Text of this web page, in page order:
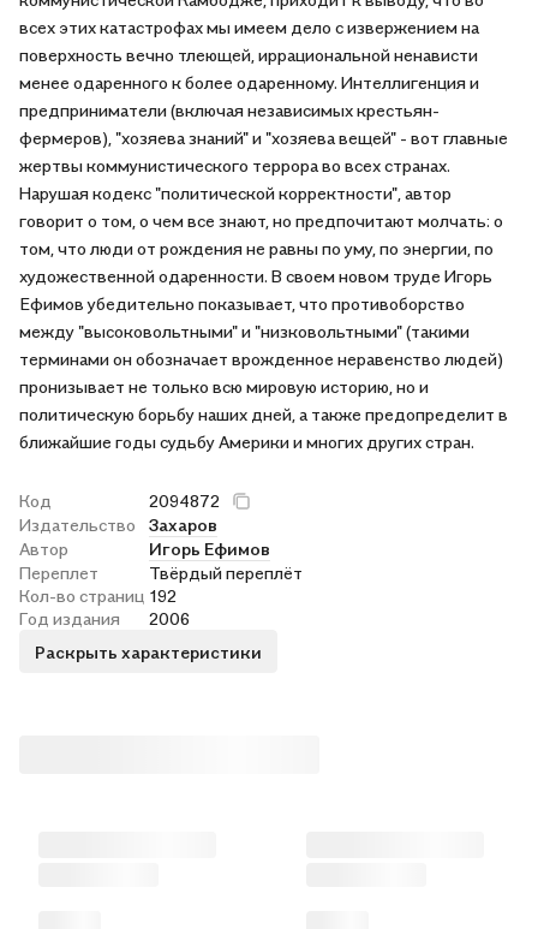
всех этих катастрофах мы имеем дело с извержением на
поверхность вечно тлеющей, иррациональной ненависти
менее одаренного к более одаренному. Интеллигенция и
предприниматели (включая независимых крестьян-
фермеров), "хозяева знаний" и "хозяева вещей" - вот главные
жертвы коммунистического террора во всех странах.
Нарушая кодекс "политической корректности", автор
говорит о том, о чем все знают, но предпочитают молчать: о
том, что люди от рождения не равны по уму, по энергии, по
художественной одаренности. В своем новом труде Игорь
Ефимов убедительно показывает, что противоборство
между "высоковольтными" и "низковольтными" (такими
терминами он обозначает врожденное неравенство людей)
пронизывает не только всю мировую историю, но и
политическую борьбу наших дней, а также предопределит в
ближайшие годы судьбу Америки и многих других стран.
Код
2094872
Издательство
Захаров
Автор
Игорь Ефимов
Переплет
Твёрдый переплёт
Кол-во страниц 192
Год издания
2006
Раскрыть характеристики